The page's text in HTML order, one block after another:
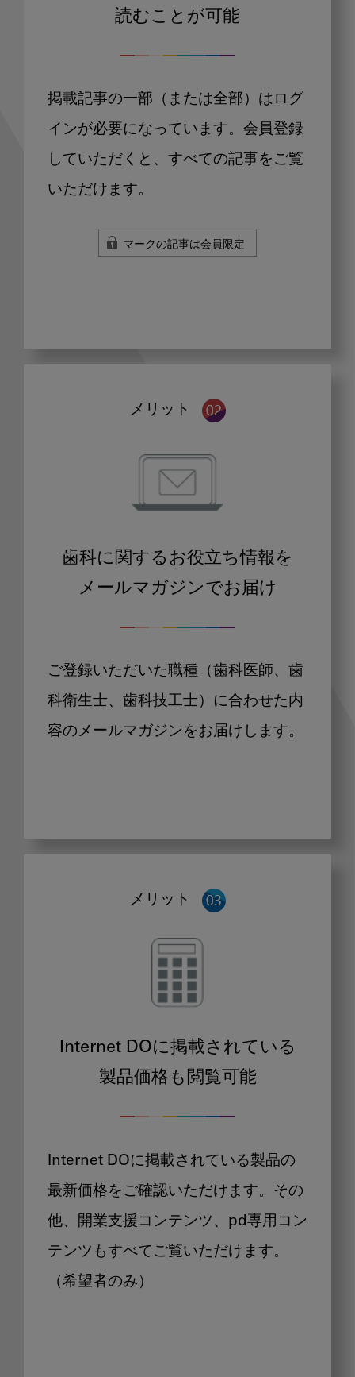
読むことが可能
掲載記事の一部（または全部）はログ
インが必要になっています。会員登録
していただくと、すべての記事をご覧
いただけます。
マークの記事は会員限定
メリット
歯科に関するお役立ち情報を
メールマガジンでお届け
ご登録いただいた職種（歯科医師、歯
科衛生士、歯科技工士）に合わせた内
容のメールマガジンをお届けします。
メリット
Internet DOに掲載されている
製品価格も閲覧可能
Internet DOに掲載されている製品の
最新価格をご確認いただけます。その
他、開業支援コンテンツ、pd専用コン
テンツもすべてご覧いただけます。
（希望者のみ）